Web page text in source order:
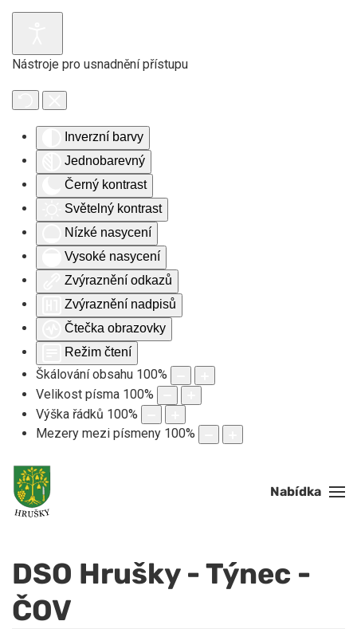
Nástroje pro usnadnění přístupu
Inverzní barvy
Jednobarevný
Černý kontrast
Světelný kontrast
Nízké nasycení
Vysoké nasycení
Zvýraznění odkazů
Zvýraznění nadpisů
Čtečka obrazovky
Režim čtení
Škálování obsahu 100%
Velikost písma 100%
Výška řádků 100%
Mezery mezi písmeny 100%
Nabídka
DSO Hrušky - Týnec -
ČOV